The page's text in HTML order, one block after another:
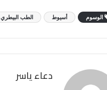
الوسوم أسيوط الطب البيطري
دعاء ياسر